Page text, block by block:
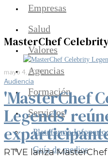
Empresas
Salud
Valores
Agencias
Formación
Servicios
Plataforma
Guía de medios
MasterChef
mayo 4, 2026
Audiencia
'MasterChef
Legends'
RTVE lanza